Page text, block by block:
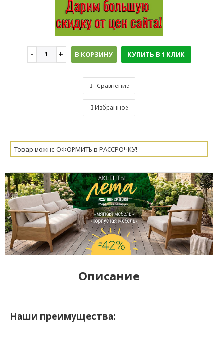
В КОРЗИНУ КУПИТЬ В 1 КЛИК
Сравнение
Избранное
Товар можно ОФОРМИТЬ в РАССРОЧКУ!
Описание
Наши преимущества: